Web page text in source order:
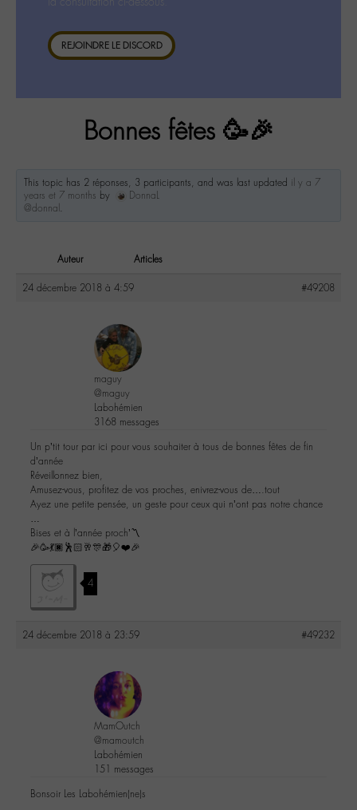
REJOINDRE LE DISCORD
Bonnes fêtes 🥳🎉
This topic has 2 réponses, 3 participants, and was last updated il y a 7
years et 7 months by
DonnaL
@donnal .
Auteur Articles
24 décembre 2018 à 4:59 #49208
maguy
@maguy
Labohémien
3168 messages
Un p’tit tour par ici pour vous souhaiter à tous de bonnes fêtes de fin
d’année
Réveillonnez bien,
Amusez-vous, profitez de vos proches, enivrez-vous de….tout
Ayez une petite pensée, un geste pour ceux qui n’ont pas notre chance
…
Bises et à l’année proch’〽️
🎉🥳💃🏿🕺🏻🥂🎊🎁🎈❤️🎉
4
24 décembre 2018 à 23:59 #49232
MamOutch
@mamoutch
Labohémien
151 messages
Bonsoir Les Labohémien(ne)s